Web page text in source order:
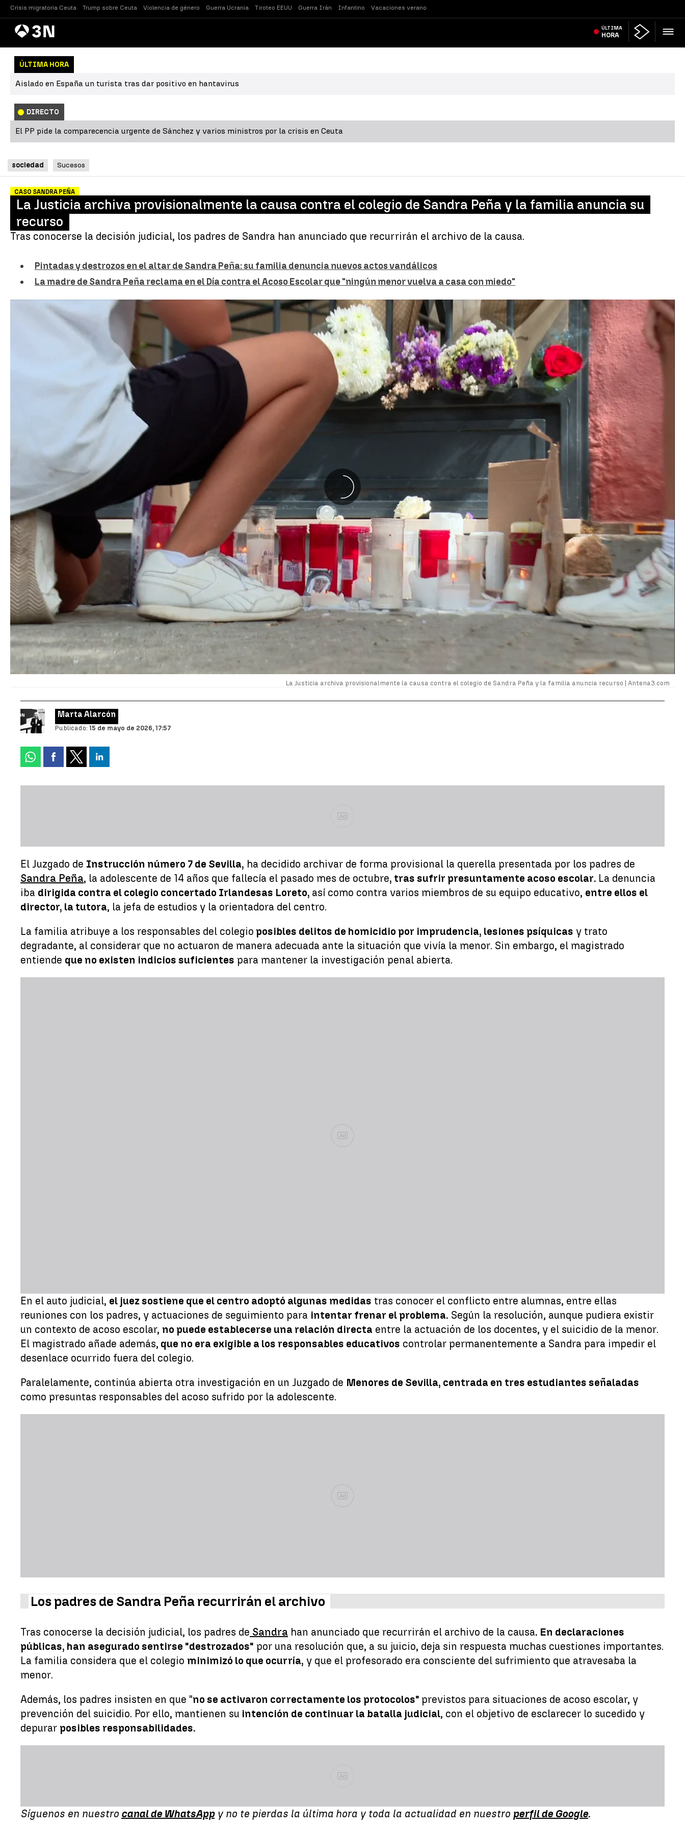
Crisis migratoria Ceuta Trump sobre Ceuta Violencia de género Guerra Ucrania Tiroteo EEUU Guerra Irán Infantino Vacaciones verano
AntenaNoticias ÚLTIMA
HORA
ÚLTIMA HORA
Aislado en España un turista tras dar positivo en hantavirus
DIRECTO
El PP pide la comparecencia urgente de Sánchez y varios ministros por la crisis en Ceuta
sociedad Sucesos
CASO SANDRA PEÑA
La Justicia archiva provisionalmente la causa contra el colegio de Sandra Peña y la familia anuncia su
recurso
Tras conocerse la decisión judicial, los padres de Sandra han anunciado que recurrirán el archivo de la causa.
Pintadas y destrozos en el altar de Sandra Peña: su familia denuncia nuevos actos vandálicos
La madre de Sandra Peña reclama en el Día contra el Acoso Escolar que "ningún menor vuelva a casa con miedo"
La Justicia archiva provisionalmente la causa contra el colegio de Sandra Peña y la familia anuncia recurso | Antena3.com
Marta Alarcón
Publicado:15 de mayo de 2026, 17:57
Ad
El Juzgado de Instrucción número 7 de Sevilla, ha decidido archivar de forma provisional la querella presentada por los padres de
Sandra Peña, la adolescente de 14 años que fallecía el pasado mes de octubre, tras sufrir presuntamente acoso escolar. La denuncia
iba dirigida contra el colegio concertado Irlandesas Loreto, así como contra varios miembros de su equipo educativo, entre ellos el
director, la tutora, la jefa de estudios y la orientadora del centro.
La familia atribuye a los responsables del colegio posibles delitos de homicidio por imprudencia, lesiones psíquicas y trato
degradante, al considerar que no actuaron de manera adecuada ante la situación que vivía la menor. Sin embargo, el magistrado
entiende que no existen indicios suficientes para mantener la investigación penal abierta.
Ad
En el auto judicial, el juez sostiene que el centro adoptó algunas medidas tras conocer el conflicto entre alumnas, entre ellas
reuniones con los padres, y actuaciones de seguimiento para intentar frenar el problema. Según la resolución, aunque pudiera existir
un contexto de acoso escolar, no puede establecerse una relación directa entre la actuación de los docentes, y el suicidio de la menor.
El magistrado añade además, que no era exigible a los responsables educativos controlar permanentemente a Sandra para impedir el
desenlace ocurrido fuera del colegio.
Paralelamente, continúa abierta otra investigación en un Juzgado de Menores de Sevilla, centrada en tres estudiantes señaladas
como presuntas responsables del acoso sufrido por la adolescente.
Ad
Los padres de Sandra Peña recurrirán el archivo
Tras conocerse la decisión judicial, los padres de Sandra han anunciado que recurrirán el archivo de la causa. En declaraciones
públicas, han asegurado sentirse "destrozados" por una resolución que, a su juicio, deja sin respuesta muchas cuestiones importantes.
La familia considera que el colegio minimizó lo que ocurría, y que el profesorado era consciente del sufrimiento que atravesaba la
menor.
Además, los padres insisten en que "no se activaron correctamente los protocolos" previstos para situaciones de acoso escolar, y
prevención del suicidio. Por ello, mantienen su intención de continuar la batalla judicial, con el objetivo de esclarecer lo sucedido y
depurar posibles responsabilidades.
Ad
Síguenos en nuestro canal de WhatsAppy no te pierdas la última hora y toda la actualidad en nuestro perfil de Google.